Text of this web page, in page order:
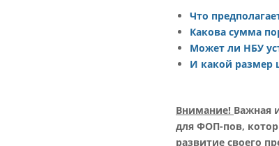
Что
Какова сумма
Может ли НБУ
И какой размер
Внимание! Важная
для ФОП-пов,
развитие своего